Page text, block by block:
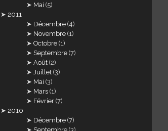
Mai (5)
2011
Décembre (4)
Novembre (1)
Octobre (1)
Septembre (7)
Août (2)
Juillet (3)
Mai (3)
Mars (1)
Février (7)
2010
Décembre (7)